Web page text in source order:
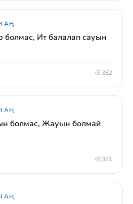
АҢ
болмас, Ит балалап сауын
382
АҢ
болмас, Жауын болмай
381
АҢ